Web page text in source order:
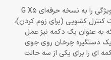
MFD اصلاح شده چیزی است که این ویژگی را به نسخه حرفه‌ای G X5
کنترل کشویی (برای زوم کردن)،
به عنوان یک دکمه نیز عمل
دستگیره چرخان روی جوی
ای را برای یکی از سه حالت